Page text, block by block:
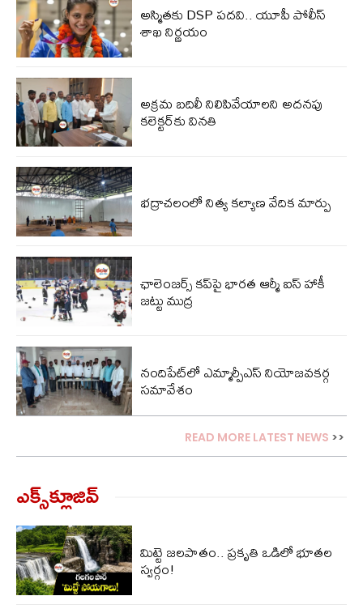
అస్మితకు DSP పదవి.. యూపీ పోలీస్
శాఖ నిర్ణయం
అక్రమ బదిలీ నిలిపివేయాలని అదనపు
కలెక్టర్‌కు వినతి
భద్రాచలంలో నిత్య కల్యాణ వేదిక మార్పు
ఛాలెంజర్స్ కప్‌పై భారత ఆర్మీ ఐస్ హాకీ
జట్టు ముద్ర
నందిపేట్‌లో ఎమ్మార్పీఎస్ నియోజవకర్గ
సమావేశం
READ MORE LATEST NEWS >>
ఎక్స్‌క్లూజివ్‌
మిట్టె జలపాతం.. ప్రకృతి ఒడిలో భూతల
స్వర్గం!